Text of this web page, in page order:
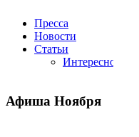
Пресса
Новости
Статьи
Интересное
Афиша Ноября